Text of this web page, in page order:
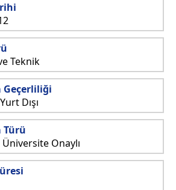
Teknik
Dışı
Türü
Üniversite Onaylı